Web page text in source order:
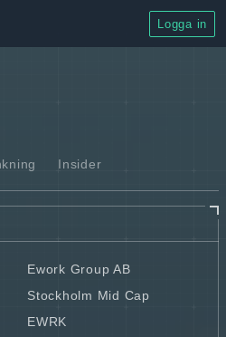
Logga in
Insider
Ework Group AB
Stockholm Mid Cap
EWRK